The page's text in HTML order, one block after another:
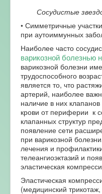
Сосудистые
• Симметричные
при аутоиммунных
Наиболее часто
варикозной болезнью
варикозной болезни
трудоспособного
является то, что
артерий, наиболее
наличие в них
крови от периферии к
клапанных структур
появление сети
при варикозной
лечения и
телеангиоэктазий и
эластическая
Эластическая
(медицинский